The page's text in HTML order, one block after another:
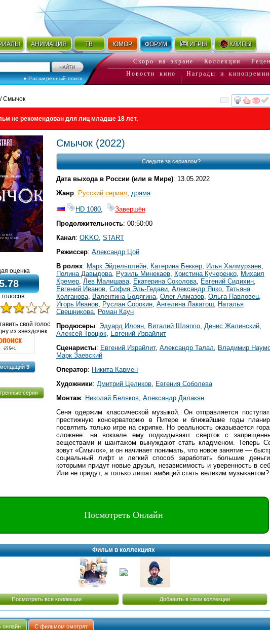
АНИМАЦИЯ ТВ ЮМОР ФОРУМ ИГРЫ КЛИПЫ
● Расширенный поиск
Скоро на экране Коллекции
Новости кино
Награды и кинопремии
/ Смычок
не рекомендован для лиц младше 18 лет.
оценка
голосов
свой голос
из звездочек.
3
серии
Смычок (2022)
Следите за сериалом?
Дата выхода в России (или в Мире): 13.05.2022
Жанр: Русский сериал драма
HD 1080
Завершён
Продолжительность: 00:50:00
Канал: OKKO START
Режиссер: Александр Цой
В ролях: Марк Эйдельштейн Катерина Беккер Илья Халмурзаев
Полина Давыдова Рузиль Минекаев Кристина Кучеренко Михаил
Кремер Лев Малишава Екатерина Соколова Евгений Сидихин
Евгений Иванов София Эль-Гедави Александр Яцко Татьяна
Колганова Валентина Бодягина Олег Алмазов Ольга Павловец
Игорь Иванов Руслан Сорокин Ангелина Лакатош Наталья
Свешникова Роман Каун
Продюсеры: Эдуард Илоян Виталий Шляппо Денис Жалинский
Алексей Троцюк Евгений Израйлит
Сценаристы: Евгений Израйлит, Александр Талал
Владимир
Марк Заевский
Оператор: Никита Кармен
Художники: Дмитрий Целиков Евгения Соболева
Монтаж: Николай Беляков Александр Далакян
Сеня одержим классической музыкой. Он отправляется
престижную консерваторию в Питере и ближайшие годы
посвятить только игре на скрипке. Но реальность оказывается
сложнее: на вокзале ему подкидывают сверток с
веществами и шантажом вынуждают стать кладменом. Теперь
зовут «Смычок», и он начинает понимать, что новое занятие —
социальный лифт и легкий способ заработать большие
которыми придут новые друзья, независимость и уверенность в
Или не придут, а только лишат амбиций стать великим музыкантом?
Посмотреть Онлайн
Фильм в коллекциях
Посмотреть все коллекции Добавить в свои коллекции
онлайн С фильмом смотрят